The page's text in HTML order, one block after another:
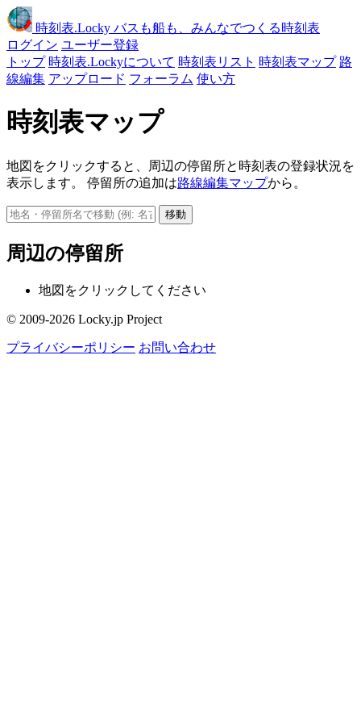
時刻表.Locky バスも船も、みんなでつくる時刻表
ログイン ユーザー登録
トップ 時刻表.Lockyについて 時刻表リスト 時刻表マップ 路
線編集 アップロード フォーラム 使い方
時刻表マップ
地図をクリックすると、周辺の停留所と時刻表の登録状況を
表示します。 停留所の追加は路線編集マップから。
移動
周辺の停留所
地図をクリックしてください
© 2009-2026 Locky.jp Project
プライバシーポリシー お問い合わせ